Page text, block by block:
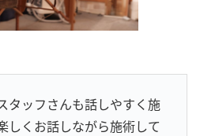
タッフさんも話しやすく施
しくお話しながら施術して